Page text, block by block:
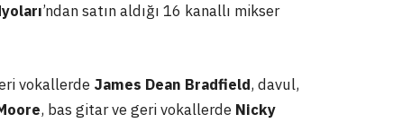
’ndan satın aldığı 16 kanallı mikser
vokallerde James Dean Bradfield, davul,
, bas gitar ve geri vokallerde Nicky